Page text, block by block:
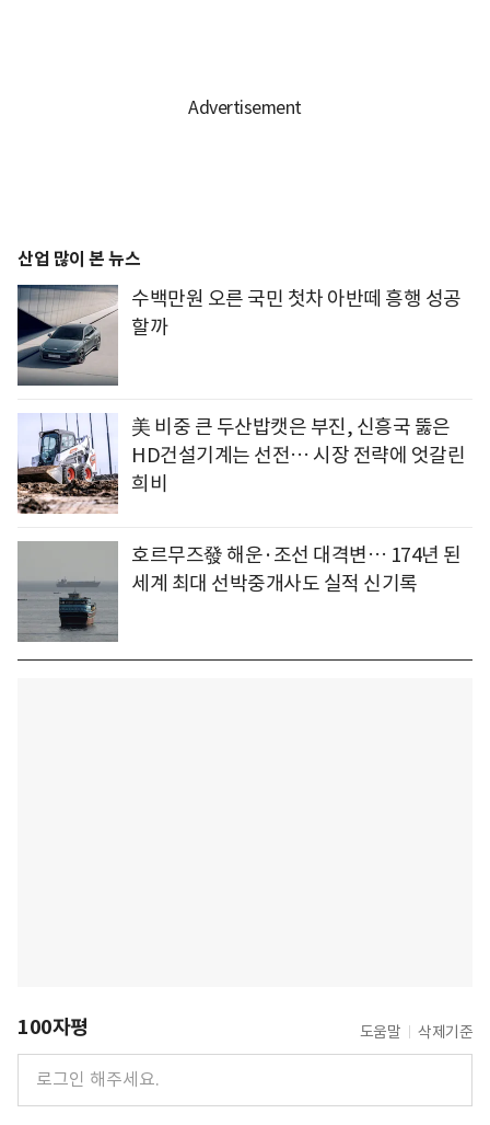
산업 많이 본 뉴스
수백만원 오른 국민 첫차 아반떼 흥행 성공
할까
美 비중 큰 두산밥캣은 부진, 신흥국 뚫은
HD건설기계는 선전… 시장 전략에 엇갈린
희비
호르무즈發 해운·조선 대격변… 174년 된
세계 최대 선박중개사도 실적 신기록
100자평 도움말 삭제기준